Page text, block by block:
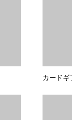
カードギ